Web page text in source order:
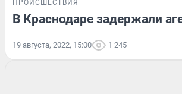
ПРОИСШЕСТВИЯ
В Краснодаре задержали
19 августа, 2022, 15:00 1 245